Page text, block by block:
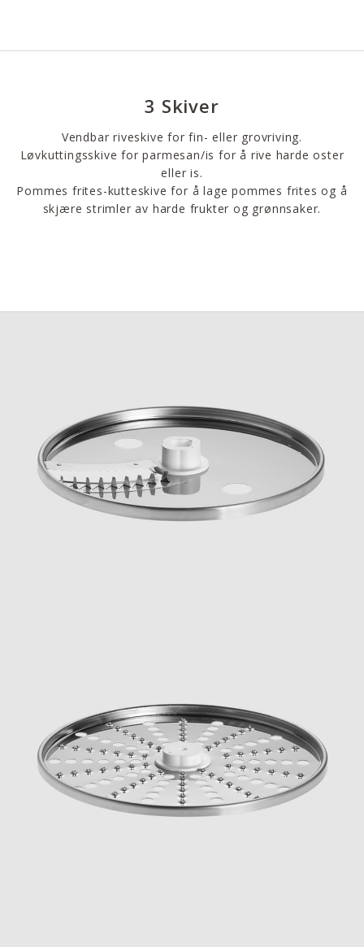
3 Skiver
Vendbar riveskive for fin- eller grovriving.
Løvkuttingsskive for parmesan/is for å rive harde oster
eller is.
Pommes frites-kutteskive for å lage pommes frites og å
skjære strimler av harde frukter og grønnsaker.